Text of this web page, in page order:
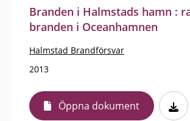
Branden i Halmstads hamn :
branden i Oceanhamnen
Halmstad Brandförsvar
2013
Öppna dokument